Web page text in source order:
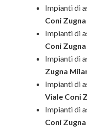
Impianti di
Coni
Impianti di
Coni
Impianti di
Zugna
Impianti di
Viale Coni
Impianti di
Coni